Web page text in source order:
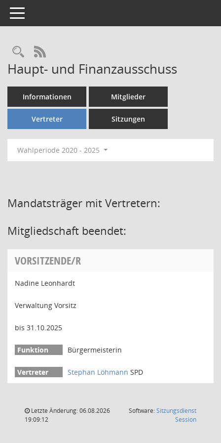
Toggle navigation
Rechercheauswahl
RSS-Feed
Haupt- und Finanzausschuss
Informationen Mitglieder
Vertreter Sitzungen
Wahlperiode 2020 - 2025
Mandatsträger mit Vertretern:
Mitgliedschaft beendet:
VORSITZENDE/R
Nadine Leonhardt
Verwaltung Vorsitz
bis 31.10.2025
Bürgermeisterin
Stephan Löhmann SPD
Letzte Änderung: 06.08.2026
19:09:12
Software:Sitzungsdienst
Session(Wird in